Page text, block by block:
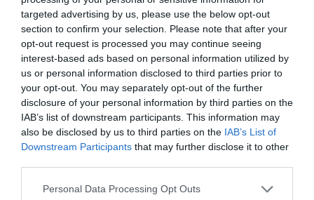
targeted advertising by us, please use the below opt-out
section to confirm your selection. Please note that after your
opt-out request is processed you may continue seeing
interest-based ads based on personal information utilized by
us or personal information disclosed to third parties prior to
your opt-out. You may separately opt-out of the further
disclosure of your personal information by third parties on the
IAB’s list of downstream participants. This information may
also be disclosed by us to third parties on the IAB’s List of
Downstream Participants that may further disclose it to other
Please note that this website/app uses one or more Google
Personal Data Processing Opt Outs
05.08.2026 | 15:02
ΗΠΑ: Σε εξέλιξη έρευνα της FAA για
περιστατικό με το προεδρικό ελικόπτερο
Marine One που μετέφερε τον Ν.Τραμπ
ΠΟΛΙΤΙΚΗ